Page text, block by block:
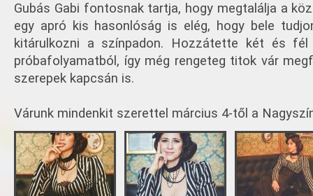
Gubás Gabi fontosnak tartja, hogy megtalálja a
egy apró kis hasonlóság is elég, hogy bele
kitárulkozni a színpadon. Hozzátette két és
próbafolyamatból, így még rengeteg titok vár
szerepek kapcsán is.
Várunk mindenkit szerettel március 4-től a